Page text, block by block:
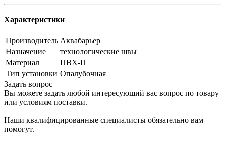
Характеристики
Производитель Аквабарьер
Назначение
технологические швы
Материал
ПВХ-П
Тип установки Опалубочная
Задать вопрос
Вы можете задать любой интересующий вас вопрос по товару
или условиям поставки.
Наши квалифицированные специалисты обязательно вам
помогут.